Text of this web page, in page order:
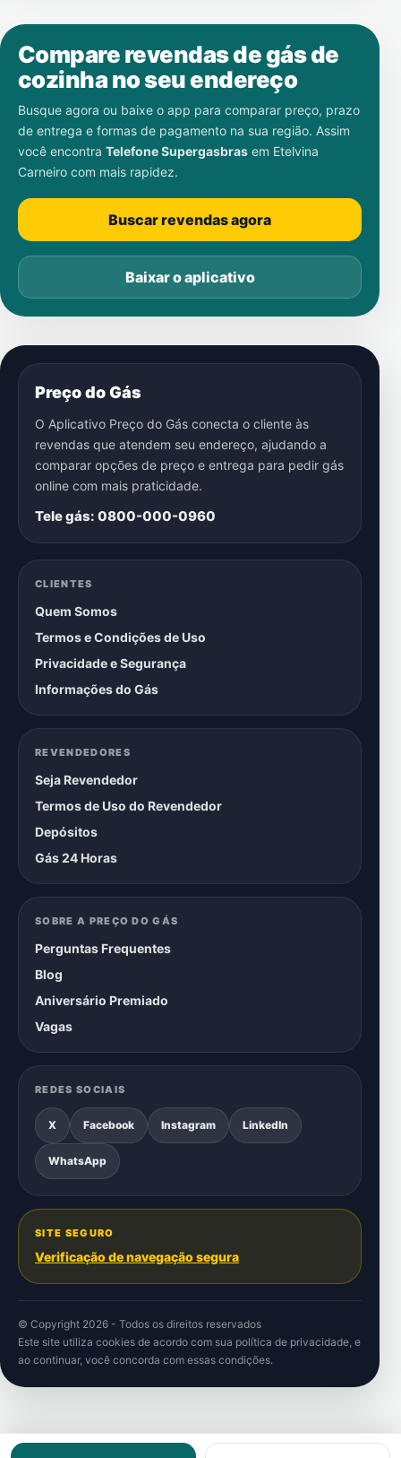
Compare revendas de gás de
cozinha no seu endereço
Busque agora ou baixe o app para comparar preço, prazo
de entrega e formas de pagamento na sua região. Assim
você encontra Telefone Supergasbras em Etelvina
Carneiro com mais rapidez.
Buscar revendas agora
Baixar o aplicativo
Preço do Gás
O Aplicativo Preço do Gás conecta o cliente às
revendas que atendem seu endereço, ajudando a
comparar opções de preço e entrega para pedir gás
online com mais praticidade.
Tele gás: 0800-000-0960
CLIENTES
Quem Somos
Termos e Condições de Uso
Privacidade e Segurança
Informações do Gás
REVENDEDORES
Seja Revendedor
Termos de Uso do Revendedor
Depósitos
Gás 24 Horas
SOBRE A PREÇO DO GÁS
Perguntas Frequentes
Blog
Aniversário Premiado
Vagas
REDES SOCIAIS
X Facebook Instagram LinkedIn
WhatsApp
SITE SEGURO
Verificação de navegação segura
© Copyright 2026 - Todos os direitos reservados
Este site utiliza cookies de acordo com sua política de privacidade, e
ao continuar, você concorda com essas condições.